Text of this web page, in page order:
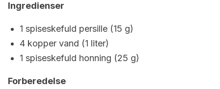
Ingredienser
1 spiseskefuld persille (15 g)
4 kopper vand (1 liter)
1 spiseskefuld honning (25 g)
Forberedelse